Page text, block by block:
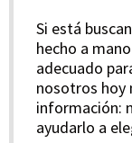
Si está
hecho a
adecuado
nosotros hoy
información:
ayudarlo a